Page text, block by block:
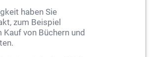
haben Sie
zum Beispiel
Kauf von Büchern und